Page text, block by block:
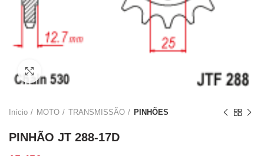
Click to enlarge
Início MOTO TRANSMISSÃO PINHÕES
PINHÃO JT 288-17D